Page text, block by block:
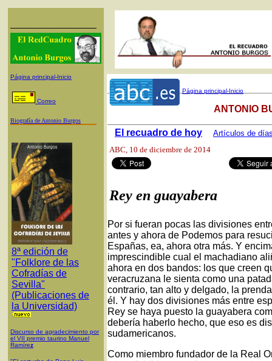
Página principal-Inicio
Correo
Biografía de Antonio Burgos
8ª edición de
"Folklore de las
Cofradías de
Sevilla"
(Publicaciones de
la Universidad)
Discurso de agradecimiento por
el VII premio taurino Manuel
Ramírez
Página principal-Inicio
El recuadro de hoy Artículos de
ANTONIO
ABC, 10 de diciembre de 2014
Rey en guayabera
Por si fueran pocas las divisiones
antes y ahora de Podemos para
Españas, ea, ahora otra más. Y
imprescindible cual el machadiano
ahora en dos bandos: los que creen
veracruzana le sienta como una
contrario, tan alto y delgado, la
él. Y hay dos divisiones más entre
Rey se haya puesto la guayabera
debería haberlo hecho, que eso es
sudamericanos.
Como miembro fundador de la Real